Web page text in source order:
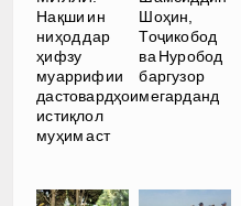
Нақши ин
ниҳод дар
ҳифзу
муаррифии
дастовардҳои
истиқлол
муҳим аст
Шоҳин,
Тоҷикобод
ва Нуробод
баргузор
мегарданд